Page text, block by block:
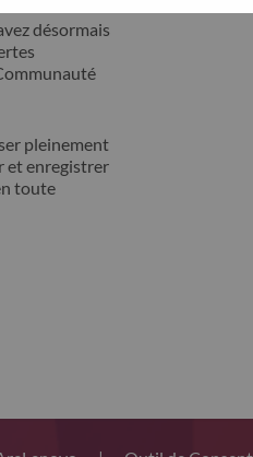
désormais
pleinement
et enregistrer
toute